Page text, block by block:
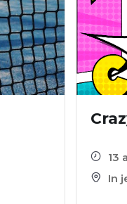
13
In